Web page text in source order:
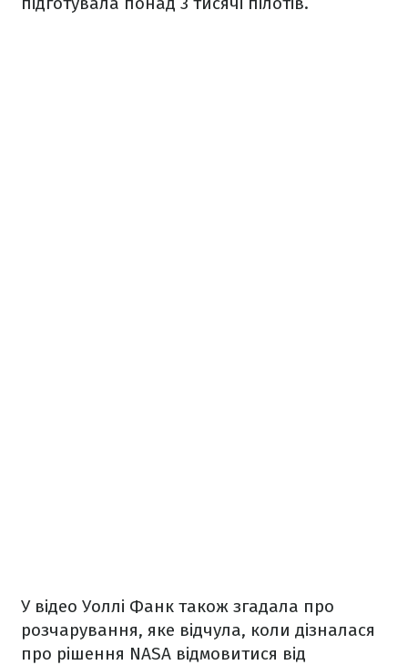
У відео Уоллі Фанк також згадала про
розчарування, яке відчула, коли дізналася
про рішення NASA відмовитися від